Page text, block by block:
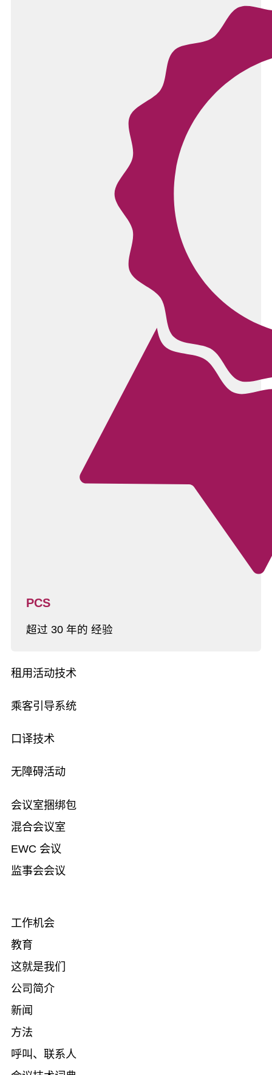
PCS
超过 30 年的 经验
租用活动技术
乘客引导系统
口译技术
无障碍活动
会议室捆绑包
混合会议室
EWC 会议
监事会会议
工作机会
教育
这就是我们
公司简介
新闻
方法
呼叫、联系人